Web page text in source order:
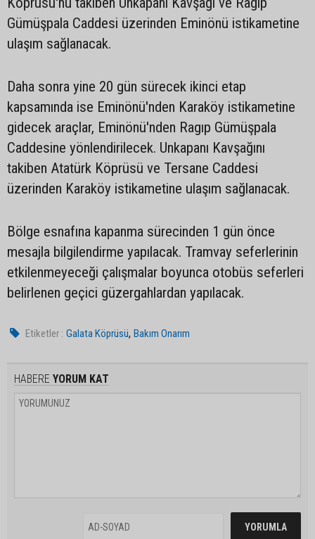
Gümüşpala Caddesi üzerinden Eminönü istikametine
ulaşım sağlanacak.
Daha sonra yine 20 gün sürecek ikinci etap
kapsamında ise Eminönü'nden Karaköy istikametine
gidecek araçlar, Eminönü'nden Ragıp Gümüşpala
Caddesine yönlendirilecek. Unkapanı Kavşağını
takiben Atatürk Köprüsü ve Tersane Caddesi
üzerinden Karaköy istikametine ulaşım sağlanacak.
Bölge esnafına kapanma sürecinden 1 gün önce
mesajla bilgilendirme yapılacak. Tramvay seferlerinin
etkilenmeyeceği çalışmalar boyunca otobüs seferleri
belirlenen geçici güzergahlardan yapılacak.
Etiketler : Galata Köprüsü,Bakım Onarım
HABERE YORUM KAT